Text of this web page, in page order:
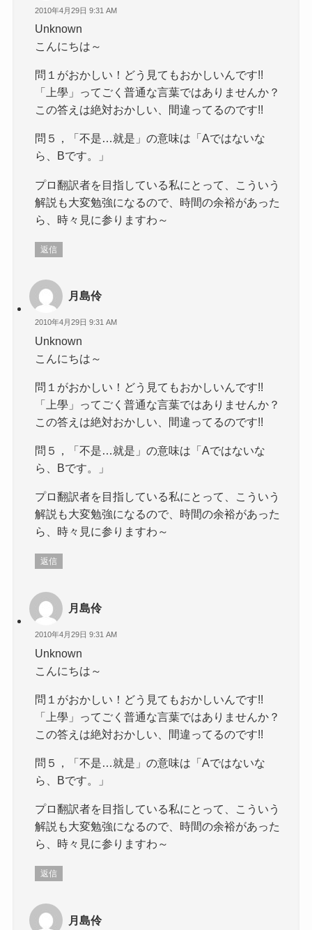
2010年4月29日 9:31 AM
Unknown
こんにちは～
問１がおかしい！どう見てもおかしいんです!!
「上學」ってごく普通な言葉ではありませんか？
この答えは絶対おかしい、間違ってるのです!!
問５，「不是…就是」の意味は「Aではないな
ら、Bです。」
プロ翻訳者を目指している私にとって、こういう
解説も大変勉強になるので、時間の余裕があった
ら、時々見に参りますわ～
返信
月島伶
2010年4月29日 9:31 AM
Unknown
こんにちは～
問１がおかしい！どう見てもおかしいんです!!
「上學」ってごく普通な言葉ではありませんか？
この答えは絶対おかしい、間違ってるのです!!
問５，「不是…就是」の意味は「Aではないな
ら、Bです。」
プロ翻訳者を目指している私にとって、こういう
解説も大変勉強になるので、時間の余裕があった
ら、時々見に参りますわ～
返信
月島伶
2010年4月29日 9:31 AM
Unknown
こんにちは～
問１がおかしい！どう見てもおかしいんです!!
「上學」ってごく普通な言葉ではありませんか？
この答えは絶対おかしい、間違ってるのです!!
問５，「不是…就是」の意味は「Aではないな
ら、Bです。」
プロ翻訳者を目指している私にとって、こういう
解説も大変勉強になるので、時間の余裕があった
ら、時々見に参りますわ～
返信
月島伶